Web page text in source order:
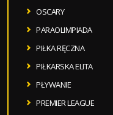
OSCARY
PARAOLIMPIADA
PIŁKA RĘCZNA
PIŁKARSKA ELITA
PŁYWANIE
PREMIER LEAGUE